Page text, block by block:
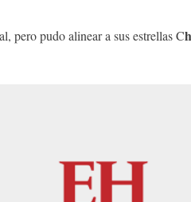
pero pudo alinear a sus estrellas C